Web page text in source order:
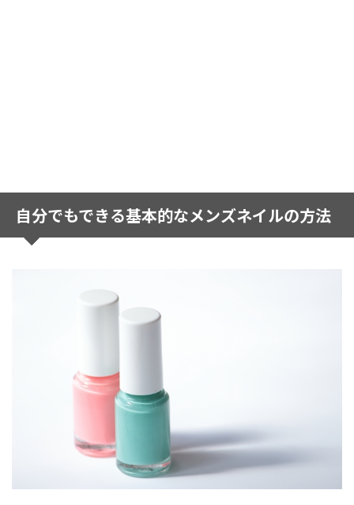
自分でもできる基本的なメンズネイルの方法